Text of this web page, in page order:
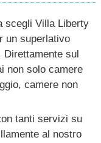
scegli Villa Liberty
un superlativo
Direttamente sul
non solo camere
camere non
tanti servizi su
al nostro